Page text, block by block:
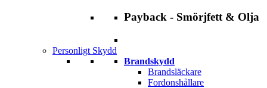
Payback - Smörjfett & Olja
Personligt Skydd
Brandskydd
Brandsläckare
Fordonshållare